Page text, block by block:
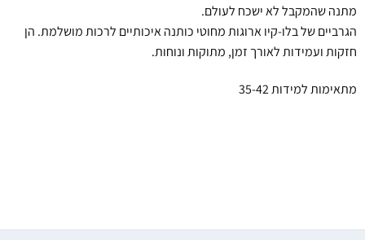
מתנה שהמקבל לא ישכח לעולם.
הגרביים של בלו-קיו ארוגות מחוטי כותנה איכותיים לרכות מושלמת. הן
חזקות ועמידות לאורך זמן, מתוקות ונוחות.
מתאימות למידות 35-42